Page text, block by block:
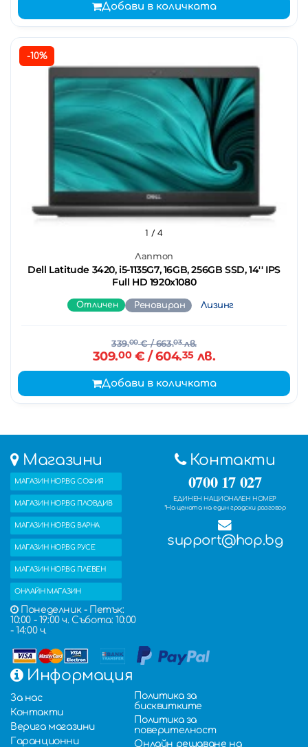
Добави в количката
-10%
Лаптоп
Dell Latitude 3420, i5-1135G7, 16GB, 256GB SSD, 14'' IPS
Full HD 1920x1080
1 / 4
Отличен Реновиран Лизинг
339.00€/ 663.03лв.
309.00€ / 604.35лв.
Добави в количката
Магазини
МАГАЗИН HOP.BG СОФИЯ
МАГАЗИН HOP.BG ПЛОВДИВ
МАГАЗИН HOP.BG ВАРНА
МАГАЗИН HOP.BG РУСЕ
МАГАЗИН HOP.BG ПЛЕВЕН
ОНЛАЙН МАГАЗИН
Понеделник - Петък:
10:00 - 19:00 ч. Събота: 10:00
- 14:00 ч.
Контакти
0700 17 027
ЕДИНЕН НАЦИОНАЛЕН НОМЕР
*На цената на един градски разговор
support@hop.bg
Информация
За нас
Контакти
Верига магазини
Гаранционни
Политика за
бисквитките
Политика за
поверителност
Онлайн решаване на